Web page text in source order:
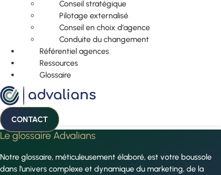
Conseil stratégique
Pilotage externalisé
Conseil en choix d’agence
Conduite du changement
Référentiel agences
Ressources
Glossaire
CONTACT
Le glossaire Advalians
Notre glossaire, méticuleusement élaboré, est votre boussole
dans l’univers complexe et dynamique du marketing, de la